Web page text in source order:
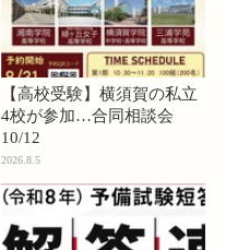
【高校受験】横須賀の私立
4校が参加…合同相談会
10/12
2026.8.5